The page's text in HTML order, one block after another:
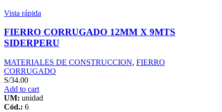
Vista rápida
FIERRO CORRUGADO 12MM X 9MTS
SIDERPERU
MATERIALES DE CONSTRUCCION, FIERRO
CORRUGADO
S/34.00
Add to cart
UM: unidad
Cód.: 6